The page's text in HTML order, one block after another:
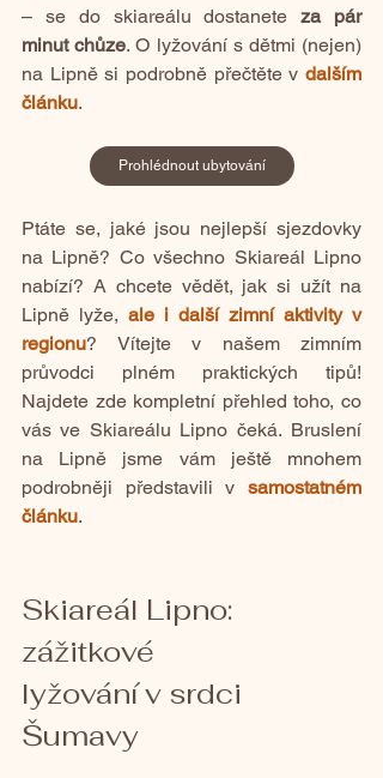
– se do skiareálu dostanete za pár
minut chůze. O lyžování s dětmi (nejen)
na Lipně si podrobně přečtěte v dalším
článku.
Prohlédnout ubytování
Ptáte se, jaké jsou nejlepší sjezdovky
na Lipně? Co všechno Skiareál Lipno
nabízí? A chcete vědět, jak si užít na
Lipně lyže, ale i další zimní aktivity v
regionu? Vítejte v našem zimním
Najdete zde kompletní přehled toho, co
vás ve Skiareálu Lipno čeká. Bruslení
na Lipně jsme vám ještě mnohem
podrobněji představili v samostatném
článku.
Skiareál Lipno:
zážitkové
lyžování v srdci
Šumavy